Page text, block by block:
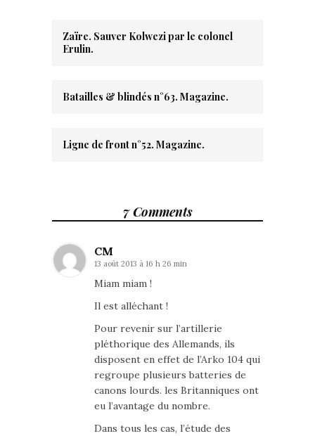
Zaïre. Sauver Kolwezi par le colonel
Erulin.
Batailles & blindés n°63. Magazine.
Ligne de front n°52. Magazine.
7 Comments
CM
13 août 2013 à 16 h 26 min
Miam miam !
Il est alléchant !
Pour revenir sur l’artillerie
pléthorique des Allemands, ils
disposent en effet de l’Arko 104 qui
regroupe plusieurs batteries de
canons lourds. les Britanniques ont
eu l’avantage du nombre.
Dans tous les cas, l’étude des